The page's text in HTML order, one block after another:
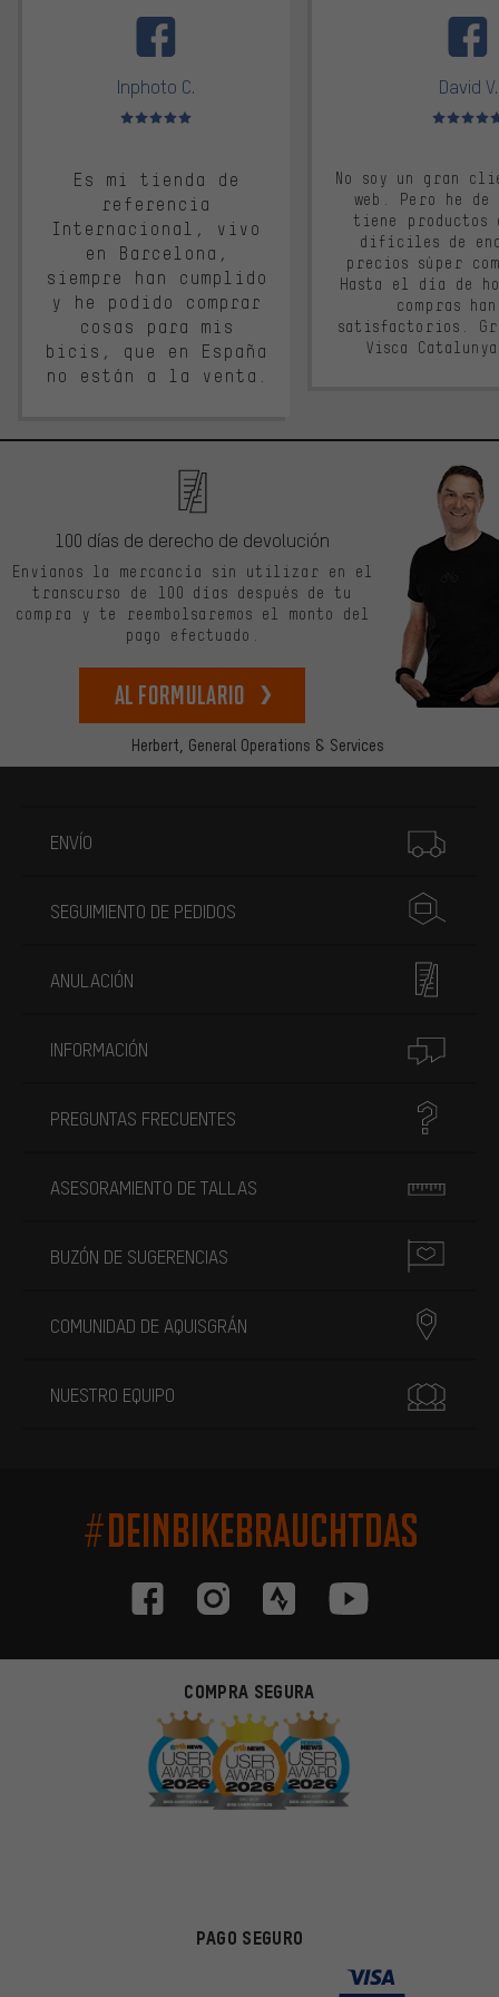
Inphoto C.
Valoración media: 5 de 5
Es mi tienda de
referencia
Internacional, vivo
en Barcelona,
siempre han cumplido
y he podido comprar
cosas para mis
bicis, que en España
no están a la venta.
David V.
Valoración
No soy un gran
web. Pero he
tiene productos
difíciles de
precios súper
Hasta el día de
compras
satisfactorios.
Visca
Herbert, General Operations & Services
100 días de derecho de devolución
Envíanos la mercancía sin utilizar en el
transcurso de 100 días después de tu
compra y te reembolsaremos el monto del
pago efectuado.
Al formulario
ENVÍO
SEGUIMIENTO DE PEDIDOS
ANULACIÓN
INFORMACIÓN
PREGUNTAS FRECUENTES
ASESORAMIENTO DE TALLAS
BUZÓN DE SUGERENCIAS
COMUNIDAD DE AQUISGRÁN
NUESTRO EQUIPO
#DEINBIKEBRAUCHTDAS
COMPRA SEGURA
PAGO SEGURO